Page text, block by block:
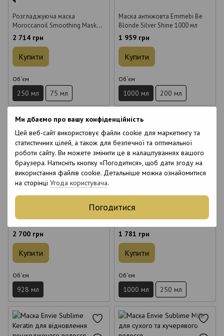
Ми дбаємо про вашу конфіденційність
Цей веб-сайт використовує файли cookie для маркетингу та
статистичних цілей, а також для безпечної та оптимальної
роботи сайту. Ви можете змінити це в налаштуваннях вашого
браузера. Натисніть кнопку «Погодитися», щоб дати згоду на
використання файлів cookie. Детальніше можна ознайомитися
на сторінці Угода користувача.
Погодитися
Розгладжуюча маска
Moroccanoil Smoothing Mask
250 мл
2 714 грн
Купити
Об`єм
250 мл 75 мл
Маска антижовта Emmebi Be
Blonde Silver Shine 1000 мл
1 959 грн
Купити
Об`єм
1000 мл 200 мл
маска Beaver Energizing Self-
Protection Mask для волосся
2 700 грн
Купити
Об`єм
928 мл
6
6
Маска Envie Luxury SOS Express
для миттєвого відновлення
сухого волосся 1000 мл
1 781 грн
Купити
Об`єм
1000 мл 250 мл